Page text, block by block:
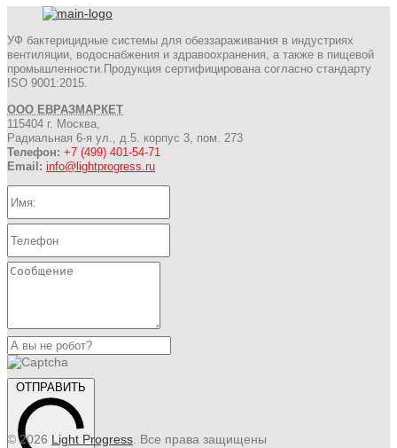
УФ бактерицидные системы для обеззараживания в индустриях
вентиляции, водоснабжения и здравоохранения, а также в пищевой
промышленности.Продукция сертифицирована согласно стандарту
ISO 9001:2015.
ООО ЕВРАЗМАРКЕТ
115404 г. Москва,
Радиальная 6-я ул., д.5. корпус 3, пом. 273
Телефон: +7 (499) 401-54-71
Email: info@lightprogress.ru
ОТПРАВИТЬ
© 2026 Light Progress. Все права защищены